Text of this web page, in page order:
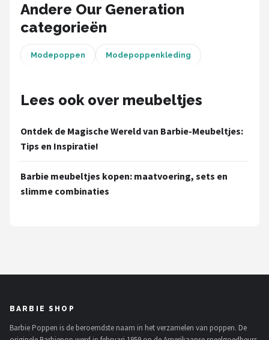
Götz
Rainbow High
Corolle
Heless
L.O.L. Surprise!
Monster High
Andere Our Generation
categorieën
Modepoppen Modepoppenkleding
Lees ook over meubeltjes
Ontdek de Magische Wereld van Barbie-Meubeltjes:
Tips en Inspiratie!
Barbie meubeltjes kopen: maatvoering, sets en
slimme combinaties
BARBIE SHOP
Barbie Poppen is de beroemdste naam in het verzamelen van poppen. De